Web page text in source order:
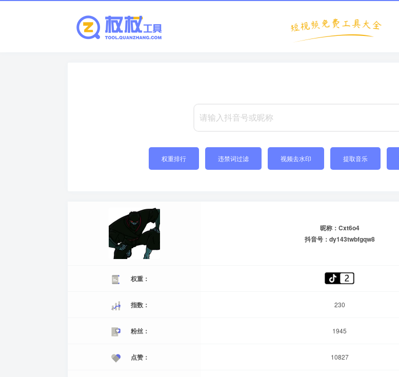
权重排行 违禁词过滤 视频去水印 提取音乐
昵称：Cxt6o4
抖音号：dy143twbfgqw8
权重：
指数： 230
粉丝： 1945
点赞： 10827